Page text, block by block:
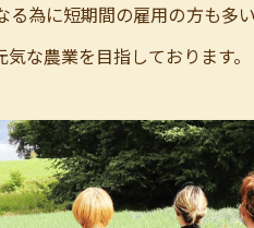
為に短期間の雇用の方も多
な農業を目指しております。